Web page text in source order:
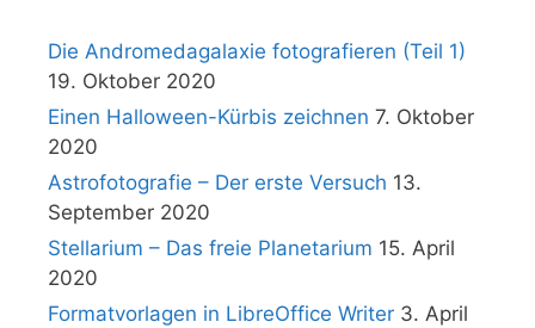
Die Andromedagalaxie fotografieren (Teil 1)
19. Oktober 2020
Einen Halloween-Kürbis zeichnen 7. Oktober
2020
Astrofotografie – Der erste Versuch 13.
September 2020
Stellarium – Das freie Planetarium 15. April
2020
Formatvorlagen in LibreOffice Writer 3. April